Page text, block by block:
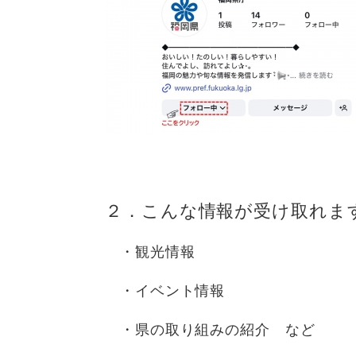
２．こんな情報が受け取れま
・観光情報
・イベント情報
・県の取り組みの紹介 など